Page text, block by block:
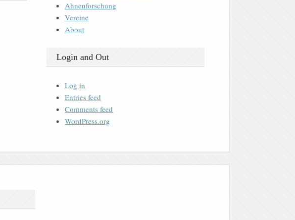
Ahnenforschung
Vereine
About
Login and Out
Log in
Entries feed
Comments feed
WordPress.org